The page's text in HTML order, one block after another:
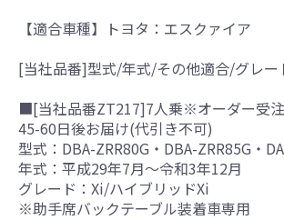
【適合車種】トヨタ：エスクァイア
[当社品番]型式/年式/その他適合/グレー
■[当社品番ZT217]7人乗※オーダー受
45-60日後お届け(代引き不可)
型式：DBA-ZRR80G・DBA-ZRR85G・
年式：平成29年7月～令和3年12月
グレード：Xi/ハイブリッドXi
※助手席バックテーブル装着車専用